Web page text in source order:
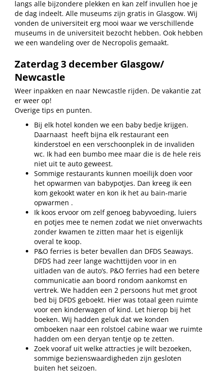
langs alle bijzondere plekken en kan zelf invullen hoe je
de dag indeelt. Alle museums zijn gratis in Glasgow. Wij
vonden de universiteit erg mooi waar we verschillende
museums in de universiteit bezocht hebben. Ook hebben
we een wandeling over de Necropolis gemaakt.
Zaterdag 3 december Glasgow/
Newcastle
Weer inpakken en naar Newcastle rijden. De vakantie zat
er weer op!
Overige tips en punten.
Bij elk hotel konden we een baby bedje krijgen.
Daarnaast heeft bijna elk restaurant een
kinderstoel en een verschoonplek in de invaliden
wc. Ik had een bumbo mee maar die is de hele reis
niet uit te auto geweest.
Sommige restaurants kunnen moeilijk doen voor
het opwarmen van babypotjes. Dan kreeg ik een
kom gekookt water en kon ik het au bain-marie
opwarmen .
Ik koos ervoor om zelf genoeg babyvoeding, luiers
en potjes mee te nemen zodat we niet onverwachts
zonder kwamen te zitten maar het is eigenlijk
overal te koop.
P&O ferries is beter bevallen dan DFDS Seaways.
DFDS had zeer lange wachttijden voor in en
uitladen van de auto’s. P&O ferries had een betere
communicatie aan boord rondom aankomst en
vertrek. We hadden een 2 persoons hut met groot
bed bij DFDS geboekt. Hier was totaal geen ruimte
voor een kinderwagen of kind. Let hierop bij het
boeken. Wij hadden geluk dat we konden
omboeken naar een rolstoel cabine waar we ruimte
hadden om een deryan tentje op te zetten.
Zoek vooraf uit welke attracties je wilt bezoeken,
sommige bezienswaardigheden zijn gesloten
buiten het seizoen.